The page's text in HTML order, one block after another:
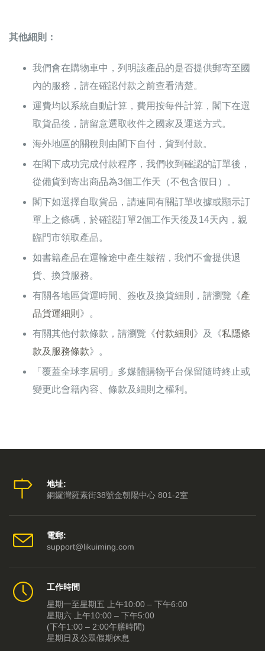
其他細則：
我們會在購物車中，列明該產品的是否提供郵寄至國
內的服務，請在確認付款之前查看清楚。
運費均以系統自動計算，費用按每件計算，閣下在選
取貨品後，請留意選取收件之國家及運送方式。
海外地區的關稅則由閣下自付，貨到付款。
在閣下成功完成付款程序，我們收到確認的訂單後，
從備貨到寄出商品為3個工作天（不包含假日）。
閣下如選擇自取貨品，請連同有關訂單收據或顯示訂
單上之條碼，於確認訂單2個工作天後及14天內，親
臨門市領取產品。
如書籍產品在運輸途中產生皺褶，我們不會提供退
貨、換貸服務。
有關各地區貨運時間、簽收及換貨細則，請瀏覽《產
品貨運細則 》。
有關其他付款條款，請瀏覽《付款細則 》及《私隱條
款及服務條款》。
「覆蓋全球李居明」多媒體購物平台保留隨時終止或
變更此會籍內容、條款及細則之權利。
地址:
銅鑼灣羅素街38號金朝陽中心 801-2室
電郵:
support@likuiming.com
工作時間
星期一至星期五 上午10:00 – 下午6:00
星期六 上午10:00 – 下午5:00
(下午1:00 – 2:00午膳時間)
星期日及公眾假期休息